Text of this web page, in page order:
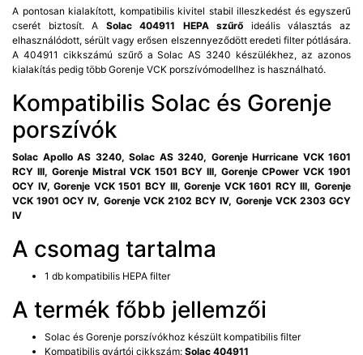
A pontosan kialakított, kompatibilis kivitel stabil illeszkedést és egyszerű
cserét biztosít. A Solac 404911 HEPA szűrő ideális választás az
elhasználódott, sérült vagy erősen elszennyeződött eredeti filter pótlására.
A 404911 cikkszámú szűrő a Solac AS 3240 készülékhez, az azonos
kialakítás pedig több Gorenje VCK porszívómodellhez is használható.
Kompatibilis Solac és Gorenje
porszívók
Solac Apollo AS 3240, Solac AS 3240, Gorenje Hurricane VCK 1601
RCY III, Gorenje Mistral VCK 1501 BCY III, Gorenje CPower VCK 1901
OCY IV, Gorenje VCK 1501 BCY III, Gorenje VCK 1601 RCY III, Gorenje
VCK 1901 OCY IV, Gorenje VCK 2102 BCY IV, Gorenje VCK 2303 GCY
IV
A csomag tartalma
1 db kompatibilis HEPA filter
A termék főbb jellemzői
Solac és Gorenje porszívókhoz készült kompatibilis filter
Kompatibilis gyártói cikkszám: Solac 404911